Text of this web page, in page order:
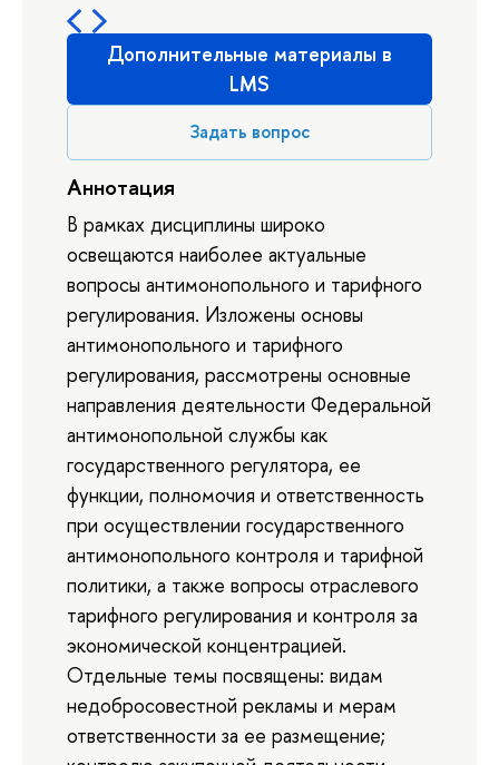
Дополнительные материалы в
LMS
Задать вопрос
Аннотация
В рамках дисциплины широко
освещаются наиболее актуальные
вопросы антимонопольного и тарифного
регулирования. Изложены основы
антимонопольного и тарифного
регулирования, рассмотрены основные
направления деятельности Федеральной
антимонопольной службы как
государственного регулятора, ее
функции, полномочия и ответственность
при осуществлении государственного
антимонопольного контроля и тарифной
политики, а также вопросы отраслевого
тарифного регулирования и контроля за
экономической концентрацией.
Отдельные темы посвящены: видам
недобросовестной рекламы и мерам
ответственности за ее размещение;